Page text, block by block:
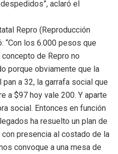
aclaró el
Repro (Reproducción
“Con los 6.000 pesos que
de Repro no
porque obviamente que la
a 32, la garrafa social que
a $97 hoy vale 200. Y aparte
social. Entonces en función
ha resuelto un plan de
presencia al costado de la
convoque a una mesa de